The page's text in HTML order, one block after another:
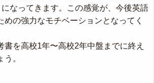
になってきます。この感覚が、今後英語
めの強力なモチベーションとなってく
書を高校1年〜高校2年中盤までに終え
。